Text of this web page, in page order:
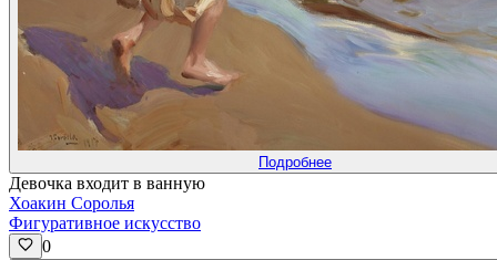
Подробнее
Девочка входит в ванную
Хоакин Соролья
Фигуративное искусство
0